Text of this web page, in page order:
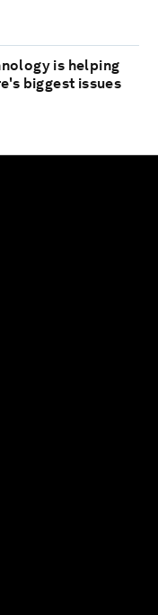
is helping
biggest issues